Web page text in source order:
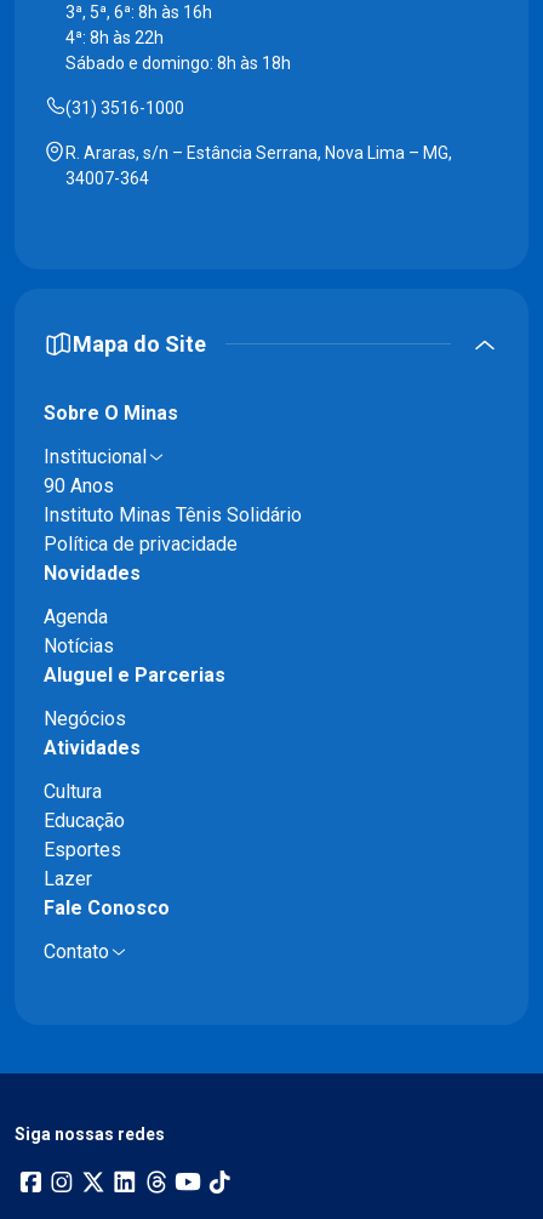
3ª, 5ª, 6ª: 8h às 16h
4ª: 8h às 22h
Sábado e domingo: 8h às 18h
(31) 3516-1000
R. Araras, s/n – Estância Serrana, Nova Lima – MG,
34007-364
Mapa do Site
Sobre O Minas
Institucional
90 Anos
Instituto Minas Tênis Solidário
Política de privacidade
Novidades
Agenda
Notícias
Aluguel e Parcerias
Negócios
Atividades
Cultura
Educação
Esportes
Lazer
Fale Conosco
Contato
Siga nossas redes